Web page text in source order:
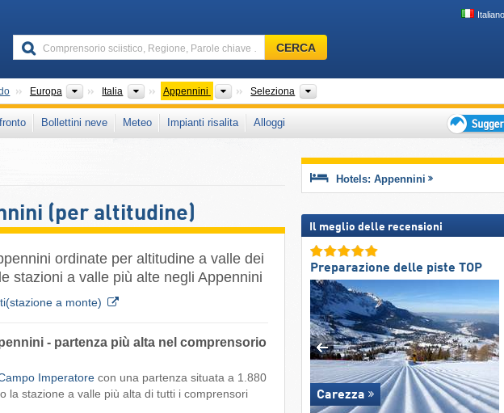
Italiano
Comprensorio
sciistico,
Parole
chiave
…
CERCA
Europa Continenti
Italia PaesiAppennini Catene montuose
Seleziona
Bollettini neve Meteo Impianti risalita
Alloggi
per
(per altitudine)
ordinate per altitudine a valle dei
stazioni a valle più alte negli Appennini
a monte)
- partenza più alta nel comprensorio
Imperatore con una partenza situata a 1.880
la stazione a valle più alta di tutti i comprensori
Hotels: Appennini
Il meglio delle recensioni
Preparazione delle piste TOP
Carezza